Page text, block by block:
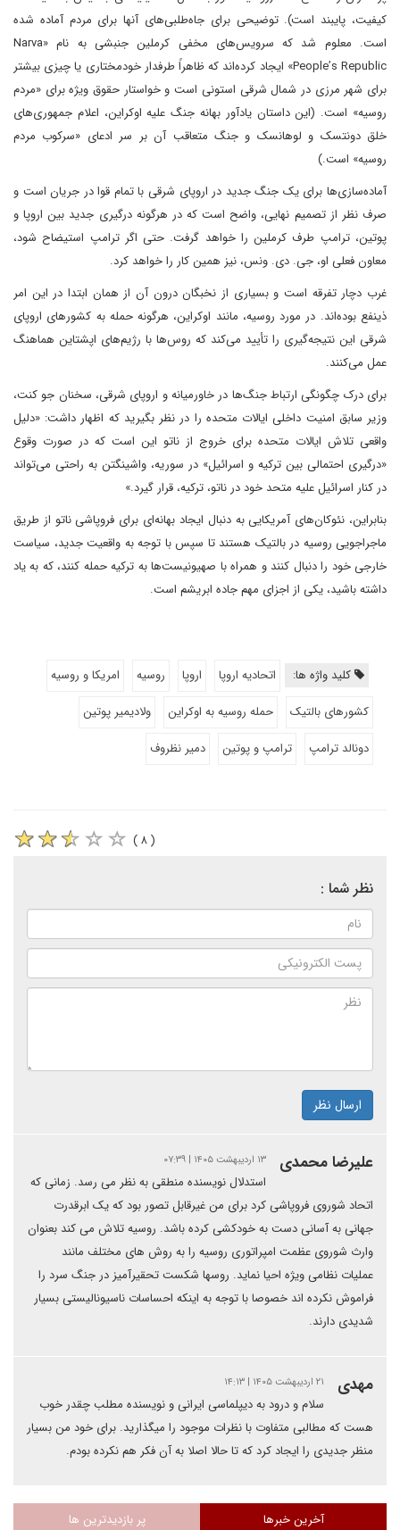
کیفیت، پایبند است). توضیحی برای جاه‌طلبی‌های آنها برای مردم آماده شده
است. معلوم شد که سرویس‌های مخفی کرملین جنبشی به نام «Narva
People’s Republic» ایجاد کرده‌اند که ظاهراً طرفدار خودمختاری یا چیزی بیشتر
برای شهر مرزی در شمال شرقی استونی است و خواستار حقوق ویژه برای «مردم
روسیه» است. (این داستان یادآور بهانه جنگ علیه اوکراین، اعلام جمهوری‌های
خلق دونتسک و لوهانسک و جنگ متعاقب آن بر سر ادعای «سرکوب مردم
روسیه» است.)
آماده‌سازی‌ها برای یک جنگ جدید در اروپای شرقی با تمام قوا در جریان است و
صرف نظر از تصمیم نهایی، واضح است که در هرگونه درگیری جدید بین اروپا و
پوتین، ترامپ طرف کرملین را خواهد گرفت. حتی اگر ترامپ استیضاح شود،
معاون فعلی او، جی. دی. ونس، نیز همین کار را خواهد کرد.
غرب دچار تفرقه است و بسیاری از نخبگان درون آن از همان ابتدا در این امر
ذینفع بوده‌اند. در مورد روسیه، مانند اوکراین، هرگونه حمله به کشورهای اروپای
شرقی این نتیجه‌گیری را تأیید می‌کند که روس‌ها با رژیم‌های اپشتاین هماهنگ
عمل می‌کنند.
برای درک چگونگی ارتباط جنگ‌ها در خاورمیانه و اروپای شرقی، سخنان جو کنت،
وزیر سابق امنیت داخلی ایالات متحده را در نظر بگیرید که اظهار داشت: «دلیل
واقعی تلاش ایالات متحده برای خروج از ناتو این است که در صورت وقوع
«درگیری احتمالی بین ترکیه و اسرائیل» در سوریه، واشینگتن به راحتی می‌تواند
در کنار اسرائیل علیه متحد خود در ناتو، ترکیه، قرار گیرد.»
بنابراین، نئوکان‌های آمریکایی به دنبال ایجاد بهانه‌ای برای فروپاشی ناتو از طریق
ماجراجویی روسیه در بالتیک هستند تا سپس با توجه به واقعیت جدید، سیاست
خارجی خود را دنبال کنند و همراه با صهیونیست‌ها به ترکیه حمله کنند، که به یاد
داشته باشید، یکی از اجزای مهم جاده ابریشم است.
کلید واژه ها: اتحادیه اروپا اروپا روسیه
امریکا و روسیه
کشورهای بالتیک
حمله روسیه به اوکراین
ولادیمیر پوتین
دونالد ترامپ
ترامپ و پوتین دمیر نظروف
( ۸ )
نظر شما :
ارسال نظر
علیرضا محمدی ۱۳ اردیبهشت ۱۴۰۵ | ۰۷:۳۹
استدلال نویسنده منطقی به نظر می رسد. زمانی که
اتحاد شوروی فروپاشی کرد برای من غیرقابل تصور بود که یک ابرقدرت
جهانی به آسانی دست به خودکشی کرده باشد. روسیه تلاش می کند بعنوان
وارث شوروی عظمت امپراتوری روسیه را به روش های مختلف مانند
عملیات نظامی ویژه احیا نماید. روسها شکست تحقیرآمیز در جنگ سرد را
فراموش نکرده اند خصوصا با توجه به اینکه احساسات ناسیونالیستی بسیار
شدیدی دارند.
مهدی ۲۱ اردیبهشت ۱۴۰۵ | ۱۴:۱۳
سلام و درود به دیپلماسی ایرانی و نویسنده مطلب چقدر خوب
هست که مطالبی متفاوت با نظرات موجود را میگذارید. برای خود من بسیار
منظر جدیدی را ایجاد کرد که تا حالا اصلا به آن فکر هم نکرده بودم.
آخرین خبرها پر بازدیدترین ها